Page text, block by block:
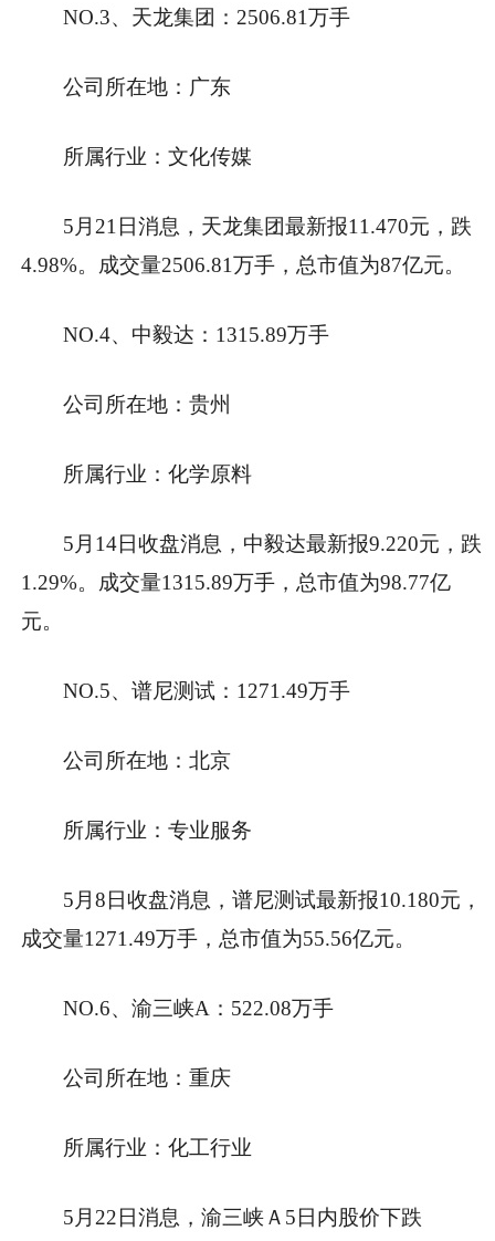
NO.3、天龙集团：2506.81万手
公司所在地：广东
所属行业：文化传媒
5月21日消息，天龙集团最新报11.470元，跌
4.98%。成交量2506.81万手，总市值为87亿元。
NO.4、中毅达：1315.89万手
公司所在地：贵州
所属行业：化学原料
5月14日收盘消息，中毅达最新报9.220元，跌
1.29%。成交量1315.89万手，总市值为98.77亿
元。
NO.5、谱尼测试：1271.49万手
公司所在地：北京
所属行业：专业服务
5月8日收盘消息，谱尼测试最新报10.180元，
成交量1271.49万手，总市值为55.56亿元。
NO.6、渝三峡A：522.08万手
公司所在地：重庆
所属行业：化工行业
5月22日消息，渝三峡Ａ5日内股价下跌